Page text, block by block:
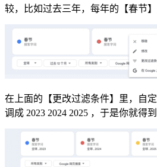
较，比如过去三年，每年的【春节】
在上面的【更改过滤条件】里，自
调成 2023 2024 2025 ，于是你就得到